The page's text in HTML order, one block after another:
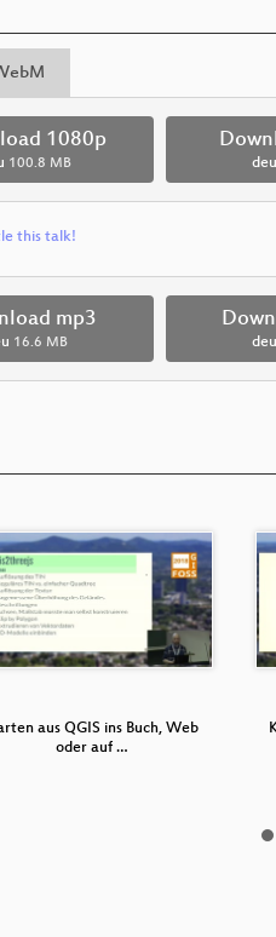
1080p
100.8 MB deu
this talk!
mp3
16.6 MB deu
aus QGIS ins Buch, Web
oder auf …